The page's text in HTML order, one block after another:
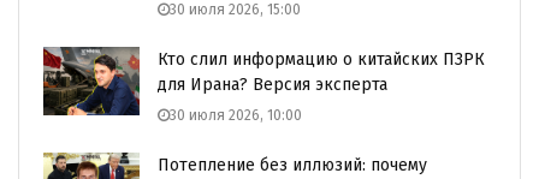
30 июля 2026, 15:00
Кто слил информацию о китайских ПЗРК
для Ирана? Версия эксперта
30 июля 2026, 10:00
Потепление без иллюзий: почему